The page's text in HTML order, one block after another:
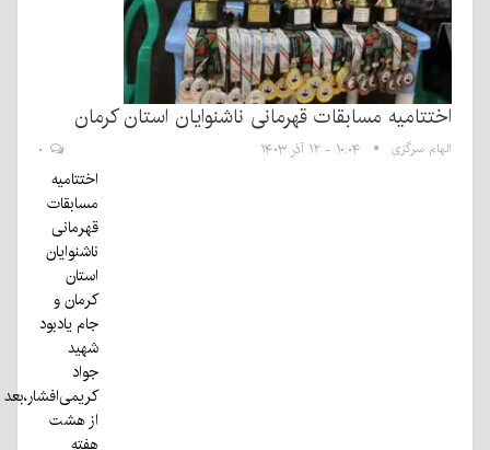
اختتامیه مسابقات قهرمانی ناشنوایان استان کرمان
الهام سرگزی ۱۰:۰۴ - ۱۲ آذر ۱۴۰۳
اختتامیه
مسابقات
قهرمانی
ناشنوایان
استان
کرمان و
جام یادبود
شهید
جواد
کریمی‌افشار،بعد
از هشت
هفته